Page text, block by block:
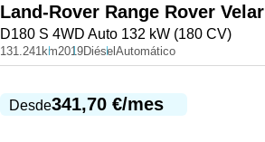
Land-Rover Range Rover Velar
D180 S 4WD Auto 132 kW (180 CV)
131.241km2019Diésel Automático
Desde341,70 €/mes